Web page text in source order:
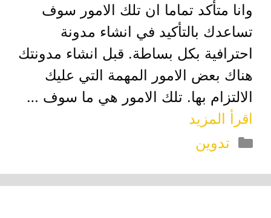
وانا متأكد تماما ان تلك الامور سوف
تساعدك بالتأكيد في انشاء مدونة
احترافية بكل بساطة. قبل انشاء مدونتك
هناك بعض الامور المهمة التي عليك
الالتزام بها. تلك الامور هي ما سوف …
اقرأ المزيد
التصنيفات
تدوين